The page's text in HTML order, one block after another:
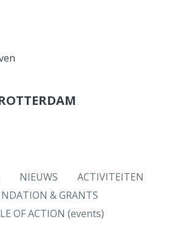
NIEUWS
ACTIVITEITEN
& GRANTS
OF ACTION (events)